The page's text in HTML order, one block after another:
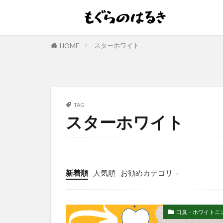
HOME スターホワイト
TAG
スターホワイト
新着順 人気順 お勧めカテゴリ
口臭・ホワイトニ